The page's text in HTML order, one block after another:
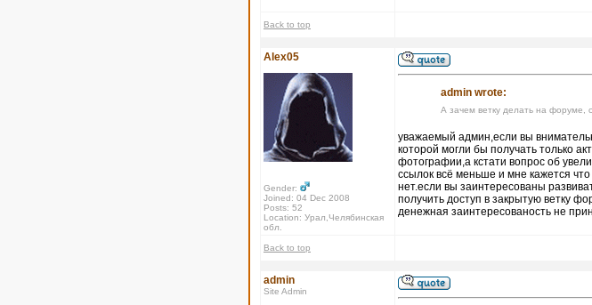
Back to top
Alex05
Gender:
Joined: 04 Dec 2008
Posts: 52
Location: Урал,Челябинская
обл.
admin wrote:
А зачем ветку делать на форуме,
уважаемый админ,если вы
которой могли бы получать только
фотографии,а кстати вопрос об
ссылок всё меньше и мне кажется
нет.если вы заинтересованы
получить доступ в закрытую ветку
денежная заинтересованость не
Back to top
admin
Site Admin